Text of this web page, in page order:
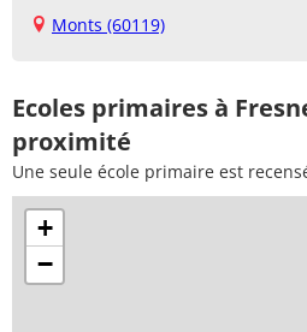
Monts (60119)
Ecoles primaires à
proximité
Une seule école primaire est
+
−